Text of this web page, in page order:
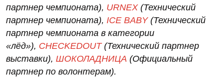
партнер чемпионата), URNEX(Технический
партнер чемпионата), ICE BABY(Технический
партнер чемпионата в категории
«лёд»), CHECKEDOUT(Технический партнер
выставки), ШОКОЛАДНИЦА (Официальный
партнер по волонтерам).